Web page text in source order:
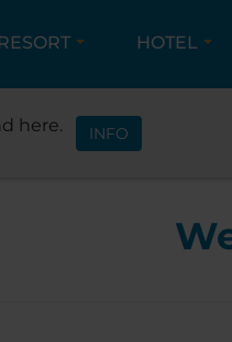
RESORT HOTEL
WELCOME
here. INFO